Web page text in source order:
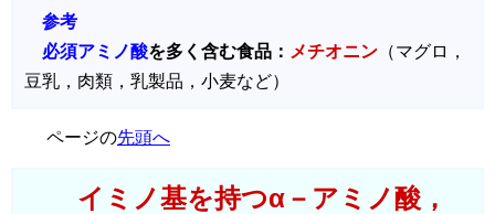
参考
必須アミノ酸を多く含む食品： メチオニン （マグロ，
豆乳，肉類，乳製品，小麦など）
ページの先頭へ
イミノ基を持つα－アミノ酸，